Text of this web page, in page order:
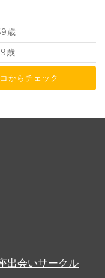
歳
歳
からチェック
出会いサークル